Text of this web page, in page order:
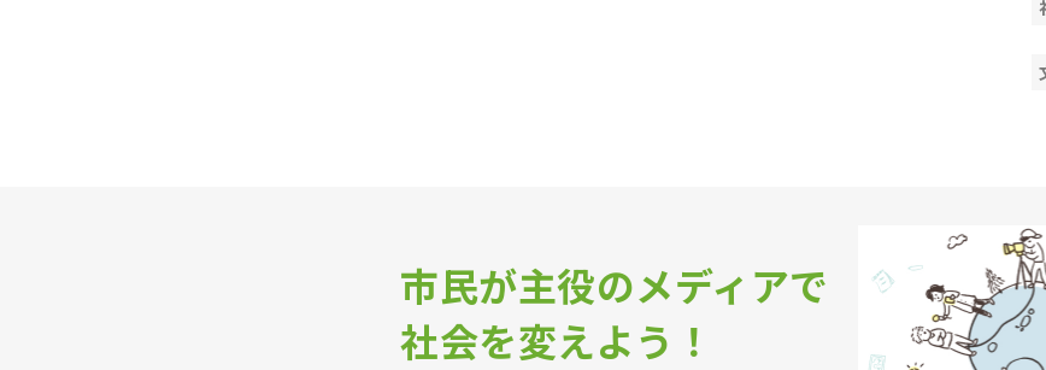
市民が主役のメディアで
社会を変えよう！